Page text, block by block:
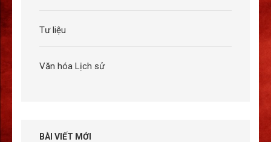
Tư liệu
Văn hóa Lịch sử
BÀI VIẾT MỚI